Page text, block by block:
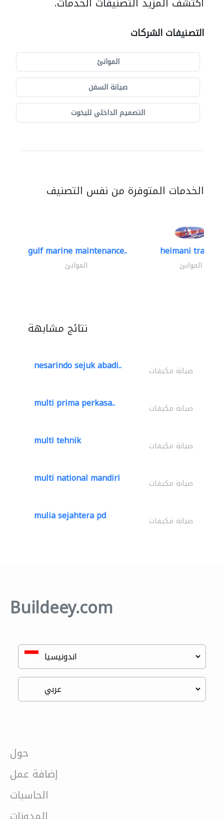
التصنيفات الشركات
الموانئ
صيانة السفن
التصميم الداخلي لليخوت
الخدمات المتوفرة من نفس التصنيف
gulf marine maintenance..
الموانئ
heimani trading
الموانئ
نتائج مشابهة
nesarindo sejuk abadi.. صيانة مكيفات
multi prima perkasa.. صيانة مكيفات
multi tehnik صيانة مكيفات
multi national mandiri صيانة مكيفات
mulia sejahtera pd صيانة مكيفات
Buildeey.com
حول
إضافة عمل
الحاسبات